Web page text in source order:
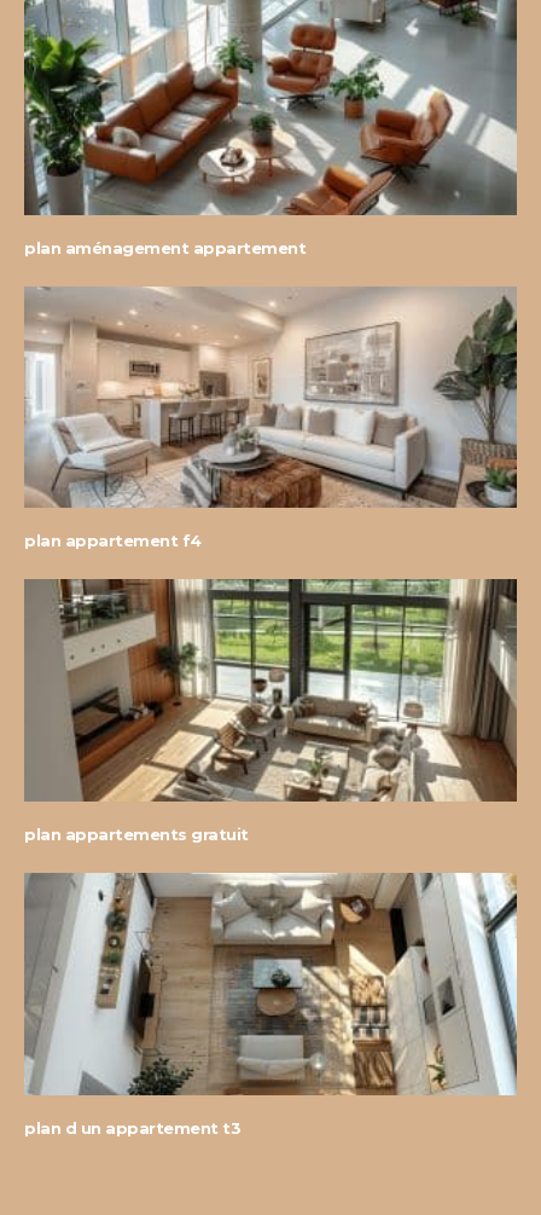
plan aménagement appartement
plan appartement f4
plan appartements gratuit
plan d un appartement t3